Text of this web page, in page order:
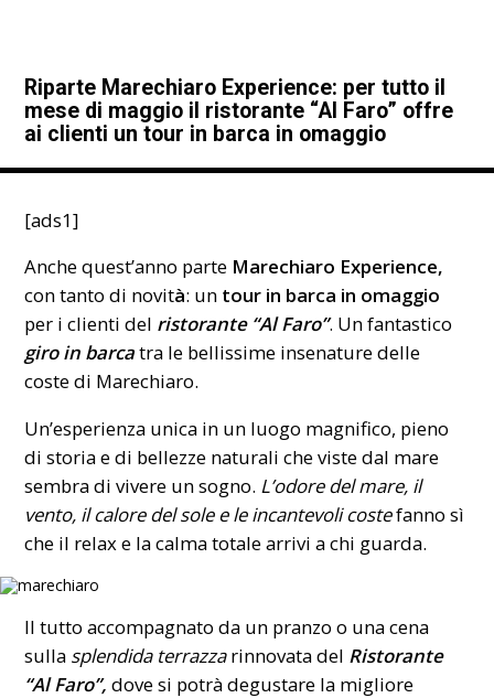
Riparte Marechiaro Experience: per tutto il
mese di maggio il ristorante “Al Faro” offre
ai clienti un tour in barca in omaggio
[ads1]
Anche quest’anno parte Marechiaro Experience,
con tanto di novità: un tour in barca in omaggio
per i clienti del ristorante “Al Faro”. Un fantastico
giro in barcatra le bellissime insenature delle
coste di Marechiaro.
Un’esperienza unica in un luogo magnifico, pieno
di storia e di bellezze naturali che viste dal mare
sembra di vivere un sogno. L’odore del mare, il
vento, il calore del sole e le incantevoli costefanno sì
che il relax e la calma totale arrivi a chi guarda.
Il tutto accompagnato da un pranzo o una cena
sulla splendida terrazzarinnovata del Ristorante
“Al Faro”, dove si potrà degustare la migliore